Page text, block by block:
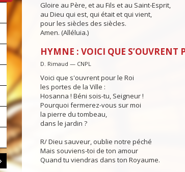
Gloire au Père, et au Fils et au Saint-Esprit,
au Dieu qui est, qui était et qui vient,
pour les siècles des siècles.
Amen. (Alléluia.)
HYMNE : VOICI QUE S’OUVRENT
D. Rimaud — CNPL
Voici que s'ouvrent pour le Roi
les portes de la Ville :
Hosanna ! Béni sois-tu, Seigneur !
Pourquoi fermerez-vous sur moi
la pierre du tombeau,
dans le jardin ?
R/ Dieu sauveur, oublie notre péché
Mais souviens-toi de ton amour
Quand tu viendras dans ton Royaume.